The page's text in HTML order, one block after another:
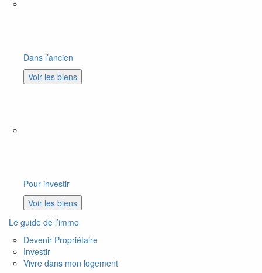
Dans l’ancien
Voir les biens
Pour investir
Voir les biens
Le guide de l’immo
Devenir Propriétaire
Investir
Vivre dans mon logement